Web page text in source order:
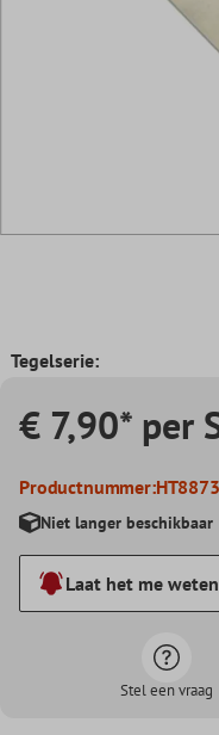
Tegelserie:
€ 7,90* per
Productnummer:
Niet langer beschikbaar
Laat het me
Stel een vraag